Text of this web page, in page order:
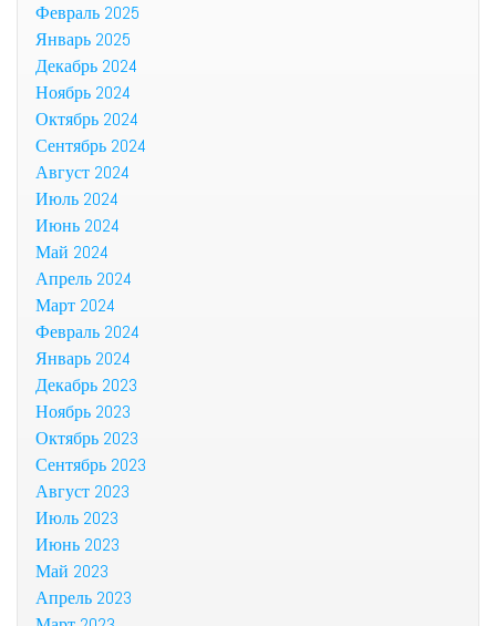
Февраль 2025
Январь 2025
Декабрь 2024
Ноябрь 2024
Октябрь 2024
Сентябрь 2024
Август 2024
Июль 2024
Июнь 2024
Май 2024
Апрель 2024
Март 2024
Февраль 2024
Январь 2024
Декабрь 2023
Ноябрь 2023
Октябрь 2023
Сентябрь 2023
Август 2023
Июль 2023
Июнь 2023
Май 2023
Апрель 2023